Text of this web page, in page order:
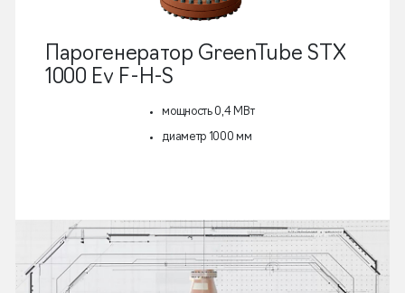
Парогенератор GreenTube STX
1000 Ev F-H-S
мощность 0,4 МВт
диаметр 1000 мм